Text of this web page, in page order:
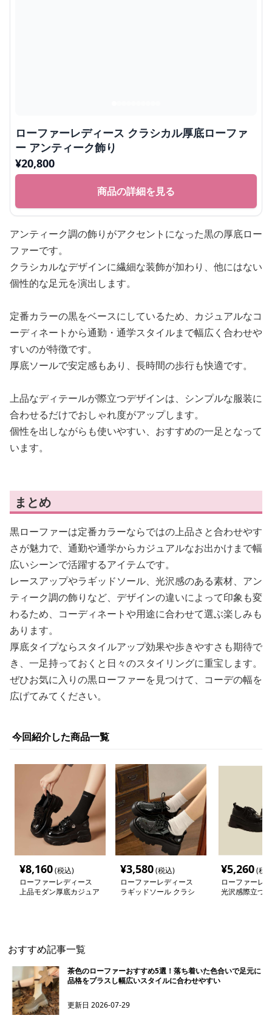
ローファーレディース クラシカル厚底ローファ
ー アンティーク飾り
¥20,800
商品の詳細を見る
アンティーク調の飾りがアクセントになった黒の厚底ロー
ファーです。
クラシカルなデザインに繊細な装飾が加わり、他にはない
個性的な足元を演出します。
定番カラーの黒をベースにしているため、カジュアルなコ
ーディネートから通勤・通学スタイルまで幅広く合わせや
すいのが特徴です。
厚底ソールで安定感もあり、長時間の歩行も快適です。
上品なディテールが際立つデザインは、シンプルな服装に
合わせるだけでおしゃれ度がアップします。
個性を出しながらも使いやすい、おすすめの一足となって
います。
まとめ
黒ローファーは定番カラーならではの上品さと合わせやす
さが魅力で、通勤や通学からカジュアルなお出かけまで幅
広いシーンで活躍するアイテムです。
レースアップやラギッドソール、光沢感のある素材、アン
ティーク調の飾りなど、デザインの違いによって印象も変
わるため、コーディネートや用途に合わせて選ぶ楽しみも
あります。
厚底タイプならスタイルアップ効果や歩きやすさも期待で
き、一足持っておくと日々のスタイリングに重宝します。
ぜひお気に入りの黒ローファーを見つけて、コーデの幅を
広げてみてください。
今回紹介した商品一覧
¥8,160(税込)
ローファーレディース
上品モダン厚底カジュア
¥3,580(税込)
ローファーレディース
ラギッドソール クラシ
¥5,260(税
ローファーレ
光沢感際立つ
おすすめ記事一覧
茶色のローファーおすすめ5選！落ち着いた色合いで足元に
品格をプラスし幅広いスタイルに合わせやすい
更新日2026-07-29